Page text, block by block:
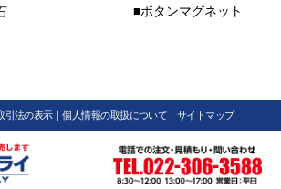
■ボタンマグネット
引法の表示｜個人情報の取扱について サイトマップ